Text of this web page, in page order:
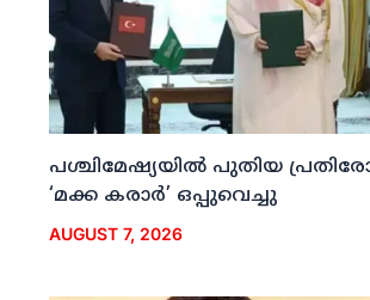
പശ്ചിമേഷ്യയില്‍ പുതിയ
‘മക്ക കരാര്‍’ ഒപ്പുവെച്ചു
AUGUST 7, 2026